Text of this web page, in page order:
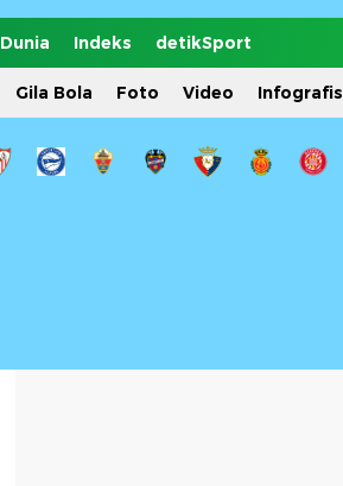
Dunia Indeks detikSport
Gila Bola Foto Video Infografis